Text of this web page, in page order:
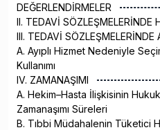
DEĞERLENDİRMELER
II. TEDAVİ SÖZLEŞMELERİNDE
III. TEDAVİ SÖZLEŞMELERİNDE
A. Ayıplı Hizmet Nedeniyle
Kullanımı
IV. ZAMANAŞIMI
A. Hekim–Hasta İlişkisinin
Zamanaşımı Süreleri
B. Tıbbi Müdahalenin Tüketici